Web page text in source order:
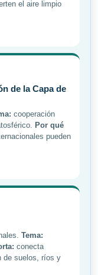
el aire limpio
de la Capa de
cooperación
Por qué
pueden
Tema:
conecta
de suelos, ríos y